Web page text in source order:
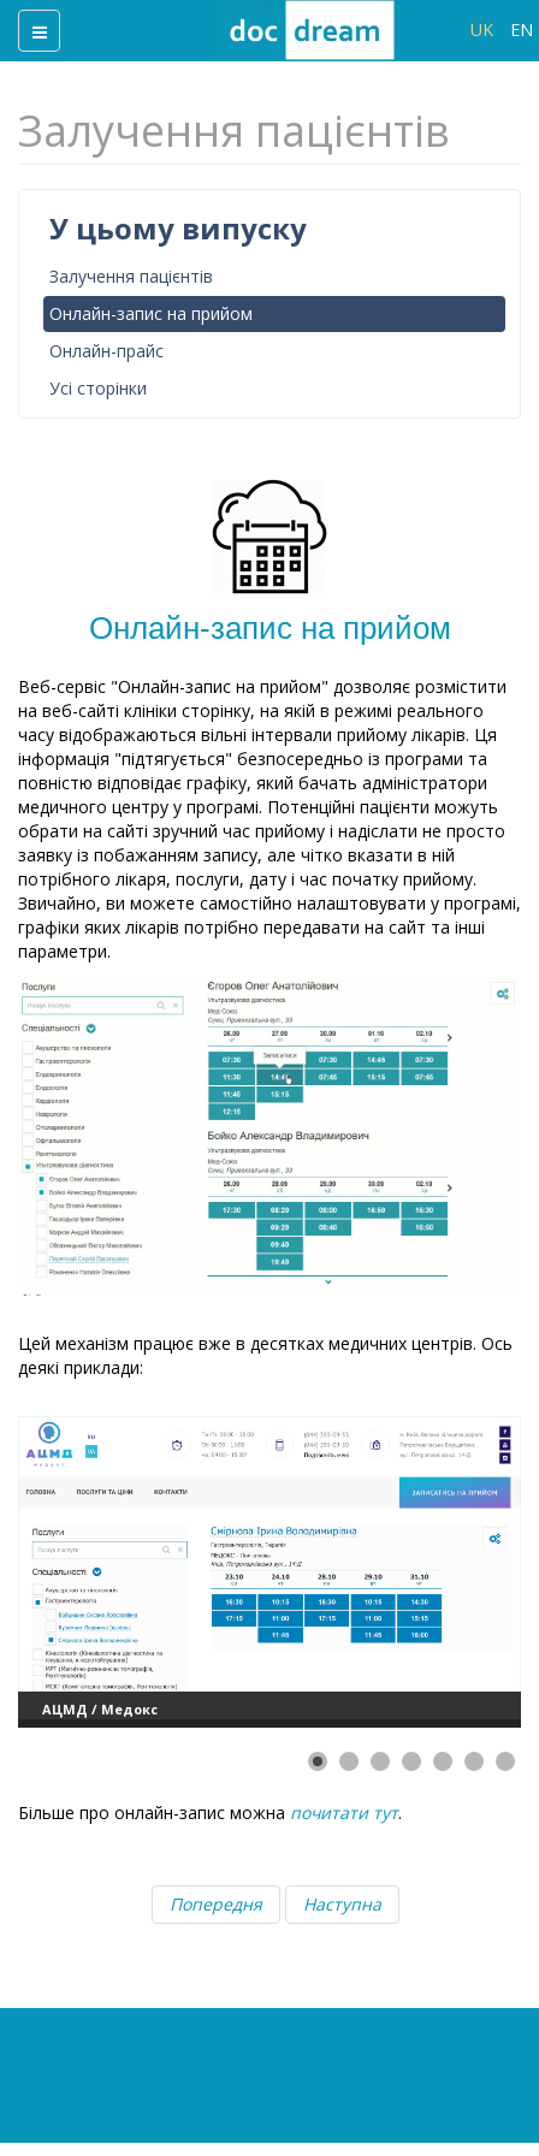
UK EN
Залучення пацієнтів
У цьому випуску
Залучення пацієнтів
Онлайн-запис на прийом
Онлайн-прайс
Усі сторінки
Онлайн-запис на прийом
Веб-сервіс "Онлайн-запис на прийом" дозволяє розмістити
на веб-сайті клініки сторінку, на якій в режимі реального
часу відображаються вільні інтервали прийому лікарів. Ця
інформація "підтягується" безпосередньо із програми та
повністю відповідає графіку, який бачать адміністратори
медичного центру у програмі. Потенційні пацієнти можуть
обрати на сайті зручний час прийому і надіслати не просто
заявку із побажанням запису, але чітко вказати в ній
потрібного лікаря, послуги, дату і час початку прийому.
Звичайно, ви можете самостійно налаштовувати у програмі,
графіки яких лікарів потрібно передавати на сайт та інші
параметри.
Цей механізм працює вже в десятках медичних центрів. Ось
деякі приклади:
АЦМД / Медокс
Більше про онлайн-запис можна почитати тут.
Попередня Наступна